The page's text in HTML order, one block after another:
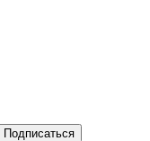
Подписаться